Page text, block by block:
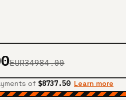
EUR34984.00
of $8737.50 Learn more